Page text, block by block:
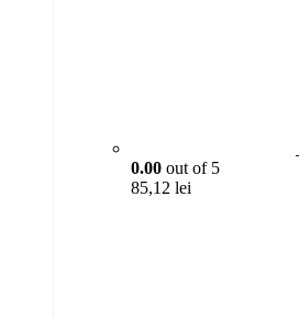
0.00 out of 5
85,12 lei